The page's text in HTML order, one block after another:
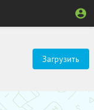
Загрузить